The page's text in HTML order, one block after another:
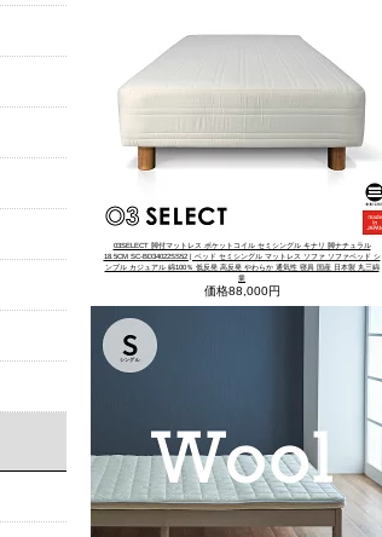
03SELECT 脚付マットレス ポケットコイル セミシングル キナリ 脚ナチュラル
18.5CM SC-BD34022SS52 | ベッド セミシングル マットレス ソファ ソファベッド シ
ンプル カジュアル 綿100％ 低反発 高反発 やわらか 通気性 寝具 国産 日本製 丸三綿
業
価格88,000円